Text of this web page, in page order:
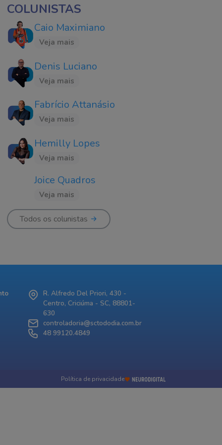
COLUNISTAS
Caio Maximiano
Veja mais
Denis Luciano
Veja mais
Fabrício Attanásio
Veja mais
Hemilly Lopes
Veja mais
Joice Quadros
Veja mais
Todos os colunistas
R. Alfredo Del Priori, 430 -
Centro, Criciúma - SC, 88801-
630
controladoria@sctododia.com.br
48 99120.4849
Política de privacidade